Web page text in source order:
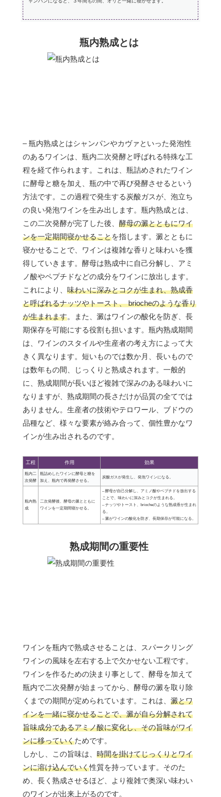
瓶内熟成とは
– 瓶内熟成とはシャンパンやカヴァといった発泡性
のあるワインは、瓶内二次発酵と呼ばれる特殊な工
程を経て作られます。これは、瓶詰めされたワイン
に酵母と糖を加え、瓶の中で再び発酵させるという
方法です。この過程で発生する炭酸ガスが、泡立ち
の良い発泡ワインを生み出します。瓶内熟成とは、
この二次発酵が完了した後、 酵母の澱とともにワイ
ンを一定期間寝かせることを指します。澱とともに
寝かせることで、ワインは複雑な香りと味わいを獲
得していきます。酵母は熟成中に自己分解し、アミ
ノ酸やペプチドなどの成分をワインに放出します。
これにより、 味わいに深みとコクが生まれ、熟成香
と呼ばれるナッツやトースト、 briocheのような香り
が生まれます。また、澱はワインの酸化を防ぎ、長
期保存を可能にする役割も担います。瓶内熟成期間
は、ワインのスタイルや生産者の考え方によって大
きく異なります。短いものでは数か月、長いもので
は数年もの間、じっくりと熟成されます。一般的
に、熟成期間が長いほど複雑で深みのある味わいに
なりますが、熟成期間の長さだけが品質の全てでは
ありません。生産者の技術やテロワール、ブドウの
品種など、様々な要素が絡み合って、個性豊かなワ
インが生み出されるのです。
工程 作用 効果
瓶内二
次発酵
瓶詰めしたワインに酵母と糖を
加え、瓶内で再発酵させる。
炭酸ガスが発生し、発泡ワインになる。
瓶内熟
成
二次発酵後、酵母の澱とともに
ワインを一定期間寝かせる。
– 酵母が自己分解し、アミノ酸やペプチドを放出する
ことで、味わいに深みとコクが生まれる。
– ナッツやトースト、briocheのような熟成香が生まれ
る。
– 澱がワインの酸化を防ぎ、長期保存が可能になる。
熟成期間の重要性
ワインを瓶内で熟成させることは、スパークリング
ワインの風味を左右する上で欠かせない工程です。
ワインを作るための決まり事として、酵母を加えて
瓶内で二次発酵が始まってから、酵母の澱を取り除
くまでの期間が定められています。これは、 澱とワ
インを一緒に寝かせることで、澱が自ら分解されて
旨味成分であるアミノ酸に変化し、その旨味がワイ
ンに移っていくためです。
しかし、この旨味は、 時間を掛けてじっくりとワイ
ンに溶け込んでいく性質を持っています。そのた
め、長く熟成させるほど、より複雑で奥深い味わい
のワインが出来上がるのです。